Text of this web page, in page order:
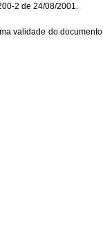
2 de 24/08/2001.
validade do documento